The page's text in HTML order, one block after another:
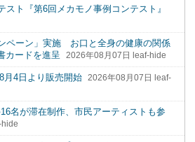
ト『第6回メカモノ事例コンテスト』
ペーン」実施 お口と全身の健康の関係
カードを進呈
2026年08月07日 leaf-hide
4日より販売開始
2026年08月07日 leaf-
名が滞在制作、市民アーティストも参